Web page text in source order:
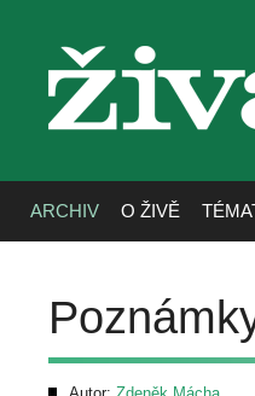
živa
ARCHIV O ŽIVĚ